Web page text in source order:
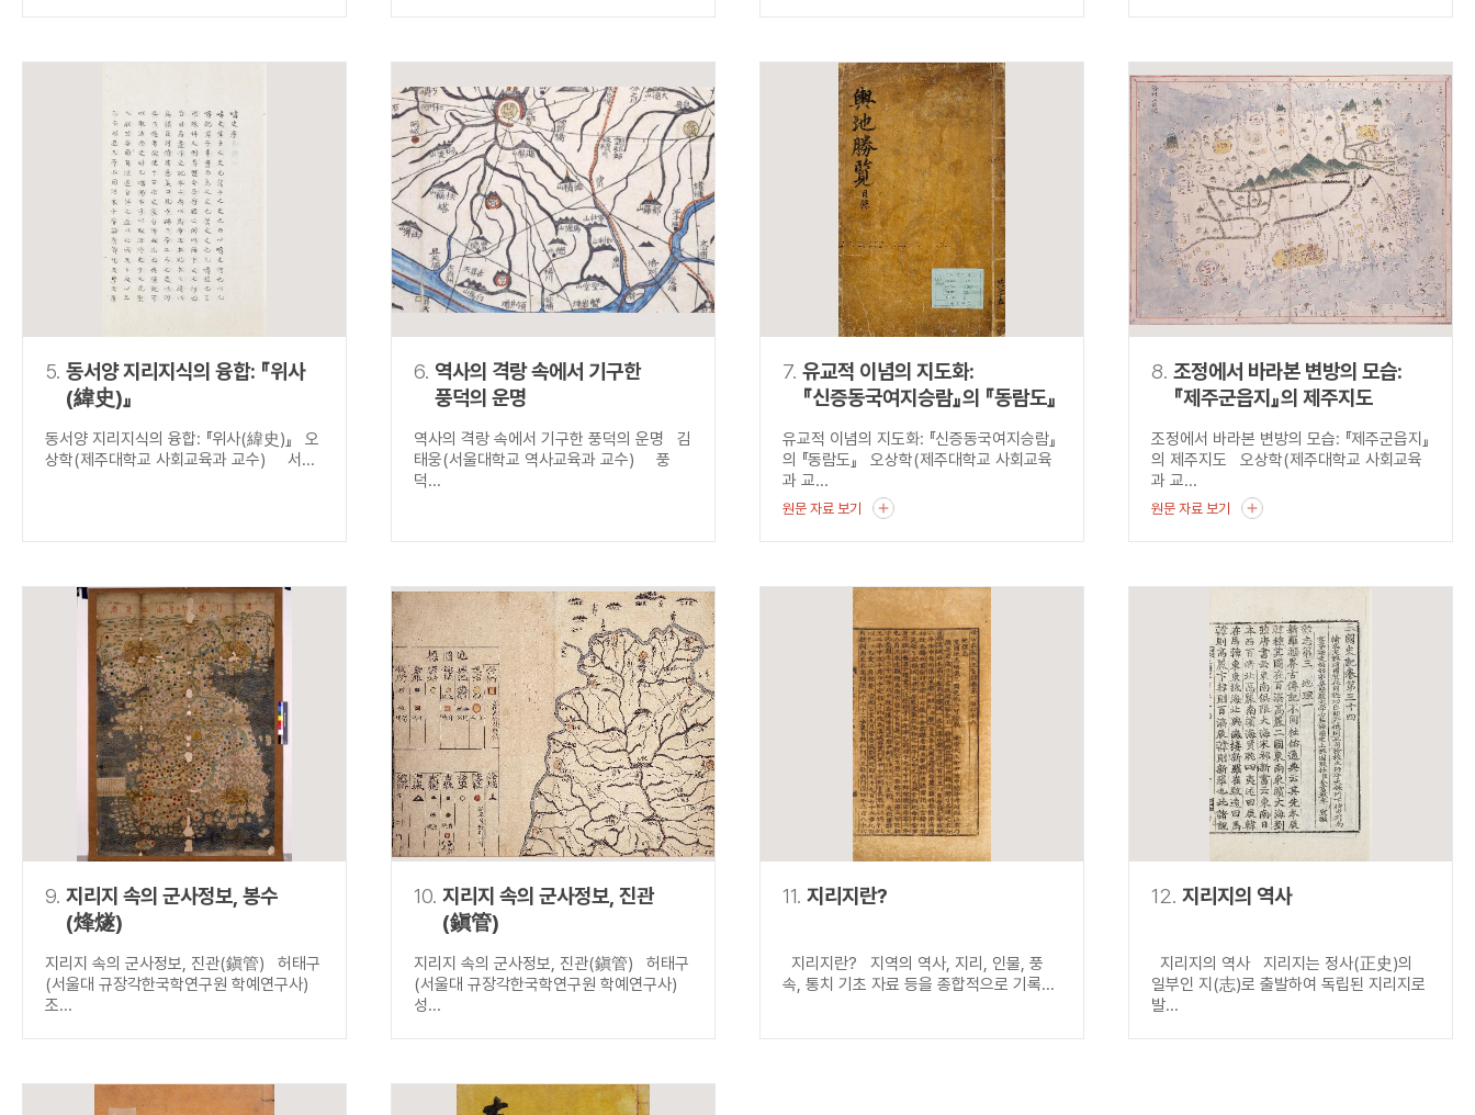
5. 동서양 지리지식의 융합: 『위사
(緯史)』
동서양 지리지식의 융합: 『위사(緯史)』 오
상학(제주대학교 사회교육과 교수) 서...
6. 역사의 격랑 속에서 기구한
풍덕의 운명
역사의 격랑 속에서 기구한 풍덕의 운명 김
태웅(서울대학교 역사교육과 교수) 풍
덕...
7. 유교적 이념의 지도화:
『신증동국여지승람』의 『동람도』
유교적 이념의 지도화: 『신증동국여지승람』
의 『동람도』 오상학(제주대학교 사회교육
과 교...
원문 자료 보기
8. 조정에서 바라본 변방의 모습:
『제주군읍지』의 제주지도
조정에서 바라본 변방의 모습: 『제주군읍지』
의 제주지도 오상학(제주대학교 사회교육
과 교...
원문 자료 보기
9. 지리지 속의 군사정보, 봉수
(烽燧)
지리지 속의 군사정보, 진관(鎭管) 허태구
(서울대 규장각한국학연구원 학예연구사)
조...
10. 지리지 속의 군사정보, 진관
(鎭管)
지리지 속의 군사정보, 진관(鎭管) 허태구
(서울대 규장각한국학연구원 학예연구사)
성...
11. 지리지란?
지리지란? 지역의 역사, 지리, 인물, 풍
속, 통치 기초 자료 등을 종합적으로 기록...
12. 지리지의 역사
지리지의 역사 지리지는 정사(正史)의
일부인 지(志)로 출발하여 독립된 지리지로
발...